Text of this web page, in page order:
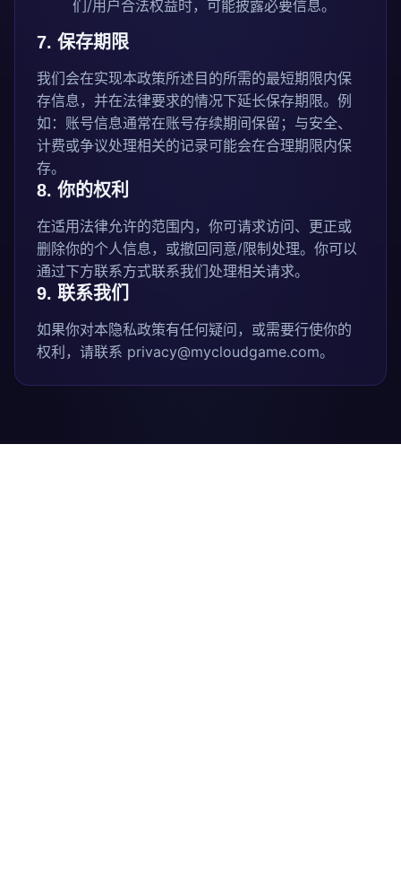
们/用户合法权益时，可能披露必要信息。
7. 保存期限
我们会在实现本政策所述目的所需的最短期限内保
存信息，并在法律要求的情况下延长保存期限。例
如：账号信息通常在账号存续期间保留；与安全、
计费或争议处理相关的记录可能会在合理期限内保
存。
8. 你的权利
在适用法律允许的范围内，你可请求访问、更正或
删除你的个人信息，或撤回同意/限制处理。你可以
通过下方联系方式联系我们处理相关请求。
9. 联系我们
如果你对本隐私政策有任何疑问，或需要行使你的
权利，请联系 privacy@mycloudgame.com。